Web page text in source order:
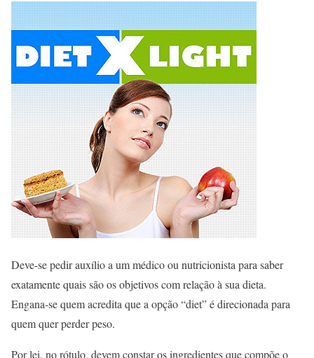
Deve-se pedir auxílio a um médico ou nutricionista para saber
exatamente quais são os objetivos com relação à sua dieta.
Engana-se quem acredita que a opção “diet” é direcionada para
quem quer perder peso.
Por lei, no rótulo, devem constar os ingredientes que compõe o